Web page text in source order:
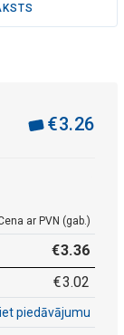
€3.26
ar PVN (gab.)
€3.36
€3.02
piedāvājumu